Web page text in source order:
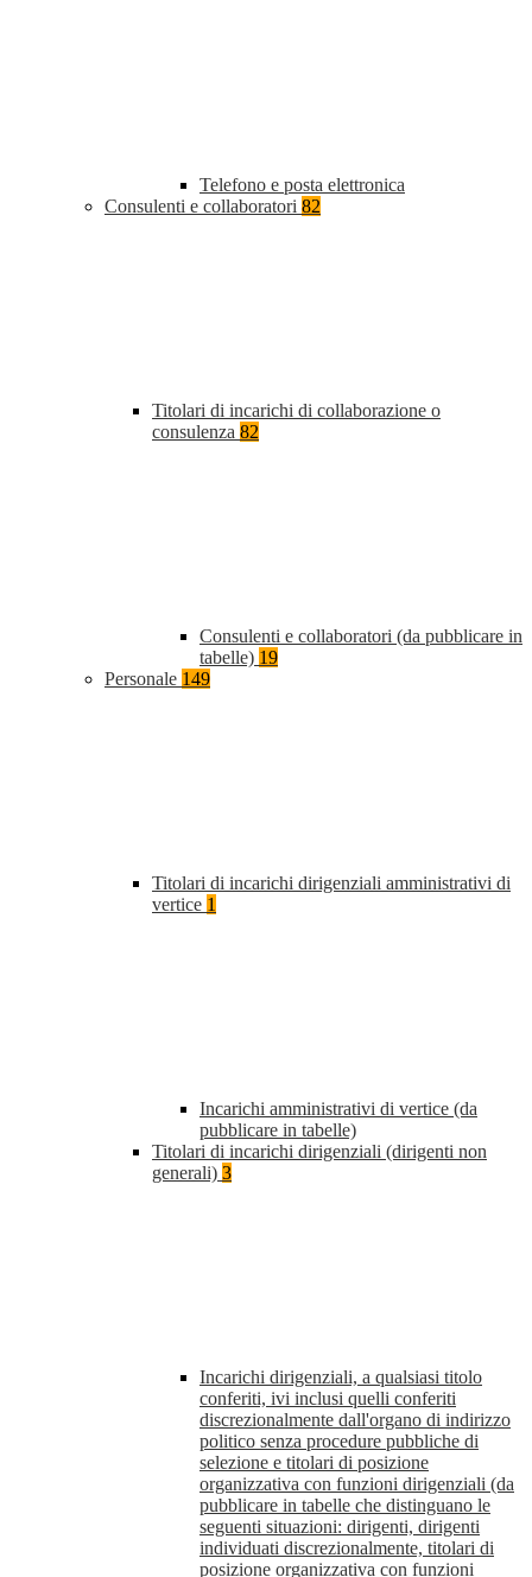
Telefono e posta elettronica
Consulenti e collaboratori 82
Titolari di incarichi di collaborazione o
consulenza 82
Consulenti e collaboratori (da pubblicare in
tabelle) 19
Personale 149
Titolari di incarichi dirigenziali amministrativi di
vertice 1
Incarichi amministrativi di vertice (da
pubblicare in tabelle)
Titolari di incarichi dirigenziali (dirigenti non
generali) 3
Incarichi dirigenziali, a qualsiasi titolo
conferiti, ivi inclusi quelli conferiti
discrezionalmente dall'organo di indirizzo
politico senza procedure pubbliche di
selezione e titolari di posizione
organizzativa con funzioni dirigenziali (da
pubblicare in tabelle che distinguano le
seguenti situazioni: dirigenti, dirigenti
individuati discrezionalmente, titolari di
posizione organizzativa con funzioni